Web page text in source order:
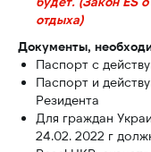
отдыха)
Документы,
Паспорт с
Паспорт и
Резидента
Для граждан
24.02. 2022 г
Услуги:
О нас
Информация:
Важная информация